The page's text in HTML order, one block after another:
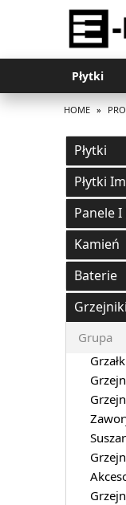
Płytki
HOME »
Płytki
Płytki
Panele I
Kamień
Baterie
Grzejniki
Grupa